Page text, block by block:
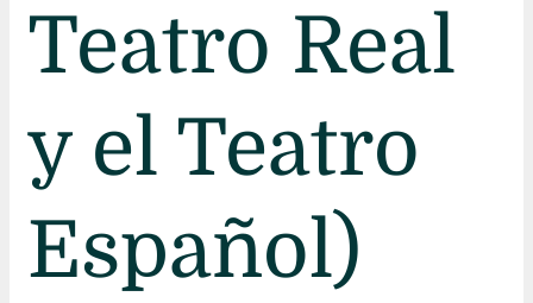
Teatro Real
y el Teatro
Español)